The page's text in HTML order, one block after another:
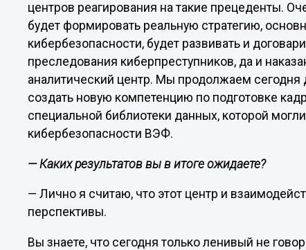
центров реагирования на такие прецеденты.
будет формировать реальную стратегию,
кибербезопасности, будет развивать и
преследования киберпреступников, да и
аналитический центр. Мы продолжаем сегодня
создать новую компетенцию по подготовке
специальной библиотеки данных, которой
кибербезопасности ВЭФ.
— Каких результатов вы в итоге ожидаете?
— Лично я считаю, что этот центр и
перспективы.
Вы знаете, что сегодня только ленивый не